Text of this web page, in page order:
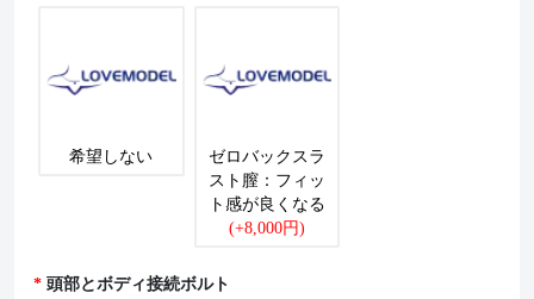
希望しない
ゼロバックスラ
スト膣：フィッ
ト感が良くなる
(+8,000円)
頭部とボディ接続ボルト